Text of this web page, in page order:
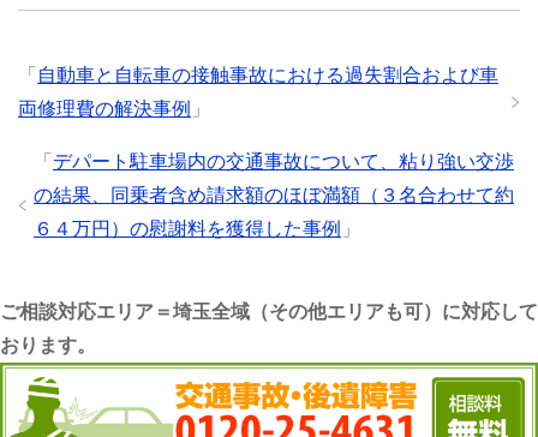
「 自動車と自転車の接触事故における過失割合および車
両修理費の解決事例 」
「 デパート駐車場内の交通事故について、粘り強い交渉
の結果、同乗者含め請求額のほぼ満額（３名合わせて約
６４万円）の慰謝料を獲得した事例 」
ご相談対応エリア＝埼玉全域（その他エリアも可）に対応して
おります。